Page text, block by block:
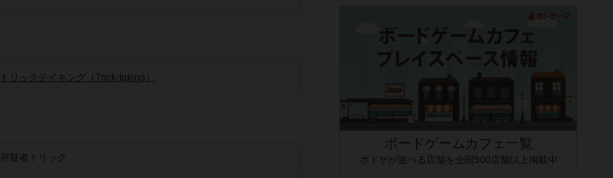
トリックテイキング（Trick-taking）
容疑者トリック
ボードゲームカフェ一覧
ボドゲが遊べる店舗を全国500店舗以上掲載中